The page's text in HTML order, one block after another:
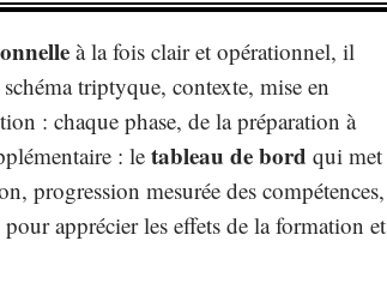
à la fois clair et opérationnel, il
triptyque, contexte, mise en
: chaque phase, de la préparation à
: letableau de bord qui met
progression mesurée des compétences,
apprécier les effets de la formation et